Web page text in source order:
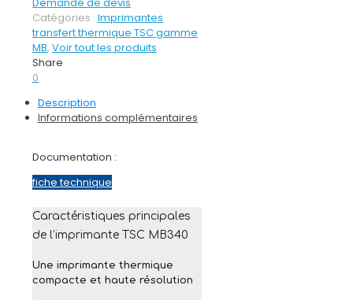
Catégories : Imprimantes
transfert thermique TSC gamme
MB, Voir tout les produits
Share
0
Description
Informations complémentaires
Documentation :
fiche technique
Caractéristiques principales
de l’imprimante TSC MB340
Une imprimante thermique
compacte et haute résolution